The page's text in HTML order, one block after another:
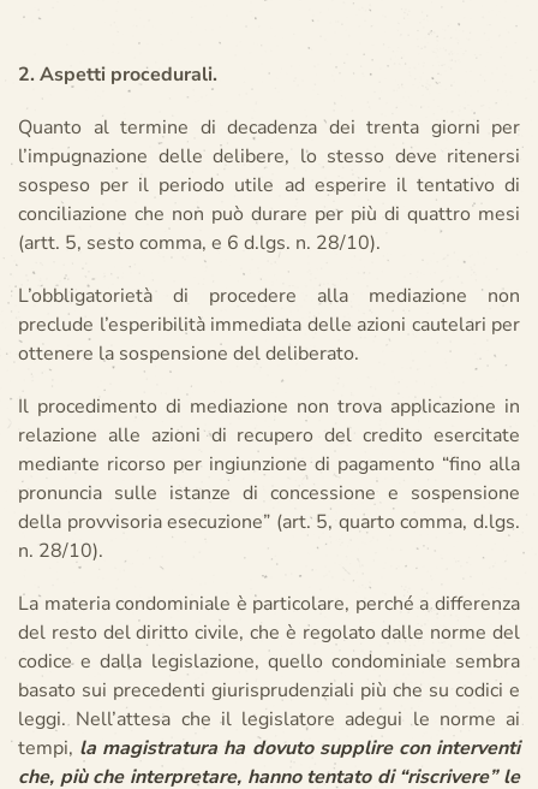
2. Aspetti procedurali.
Quanto al termine di decadenza dei trenta giorni per
l’impugnazione delle delibere, lo stesso deve ritenersi
sospeso per il periodo utile ad esperire il tentativo di
conciliazione che non può durare per più di quattro mesi
(artt. 5, sesto comma, e 6 d.lgs. n. 28/10).
L’obbligatorietà di procedere alla mediazione non
preclude l’esperibilità immediata delle azioni cautelari per
ottenere la sospensione del deliberato.
Il procedimento di mediazione non trova applicazione in
relazione alle azioni di recupero del credito esercitate
mediante ricorso per ingiunzione di pagamento “fino alla
pronuncia sulle istanze di concessione e sospensione
della provvisoria esecuzione” (art. 5, quarto comma, d.lgs.
n. 28/10).
La materia condominiale è particolare, perché a differenza
del resto del diritto civile, che è regolato dalle norme del
codice e dalla legislazione, quello condominiale sembra
basato sui precedenti giurisprudenziali più che su codici e
leggi. Nell’attesa che il legislatore adegui le norme ai
tempi, la magistratura ha dovuto supplire con interventi
che, più che interpretare, hanno tentato di “riscrivere” le